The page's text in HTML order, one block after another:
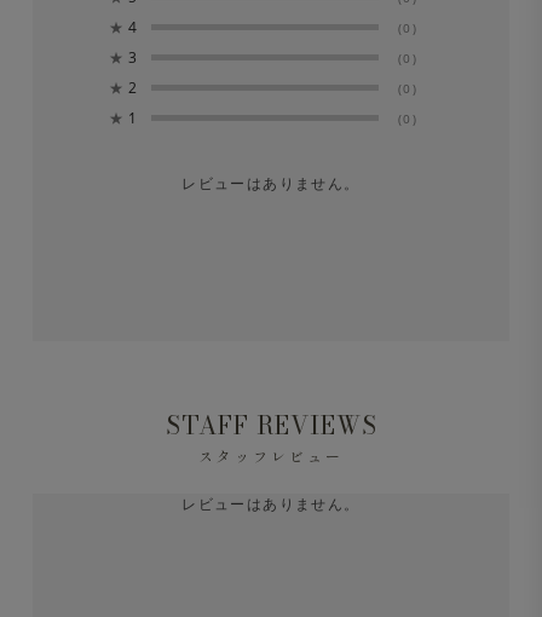
★ 4 (0)
★ 3 (0)
★ 2 (0)
★ 1 (0)
レビューはありません。
STAFF REVIEWS
スタッフレビュー
レビューはありません。